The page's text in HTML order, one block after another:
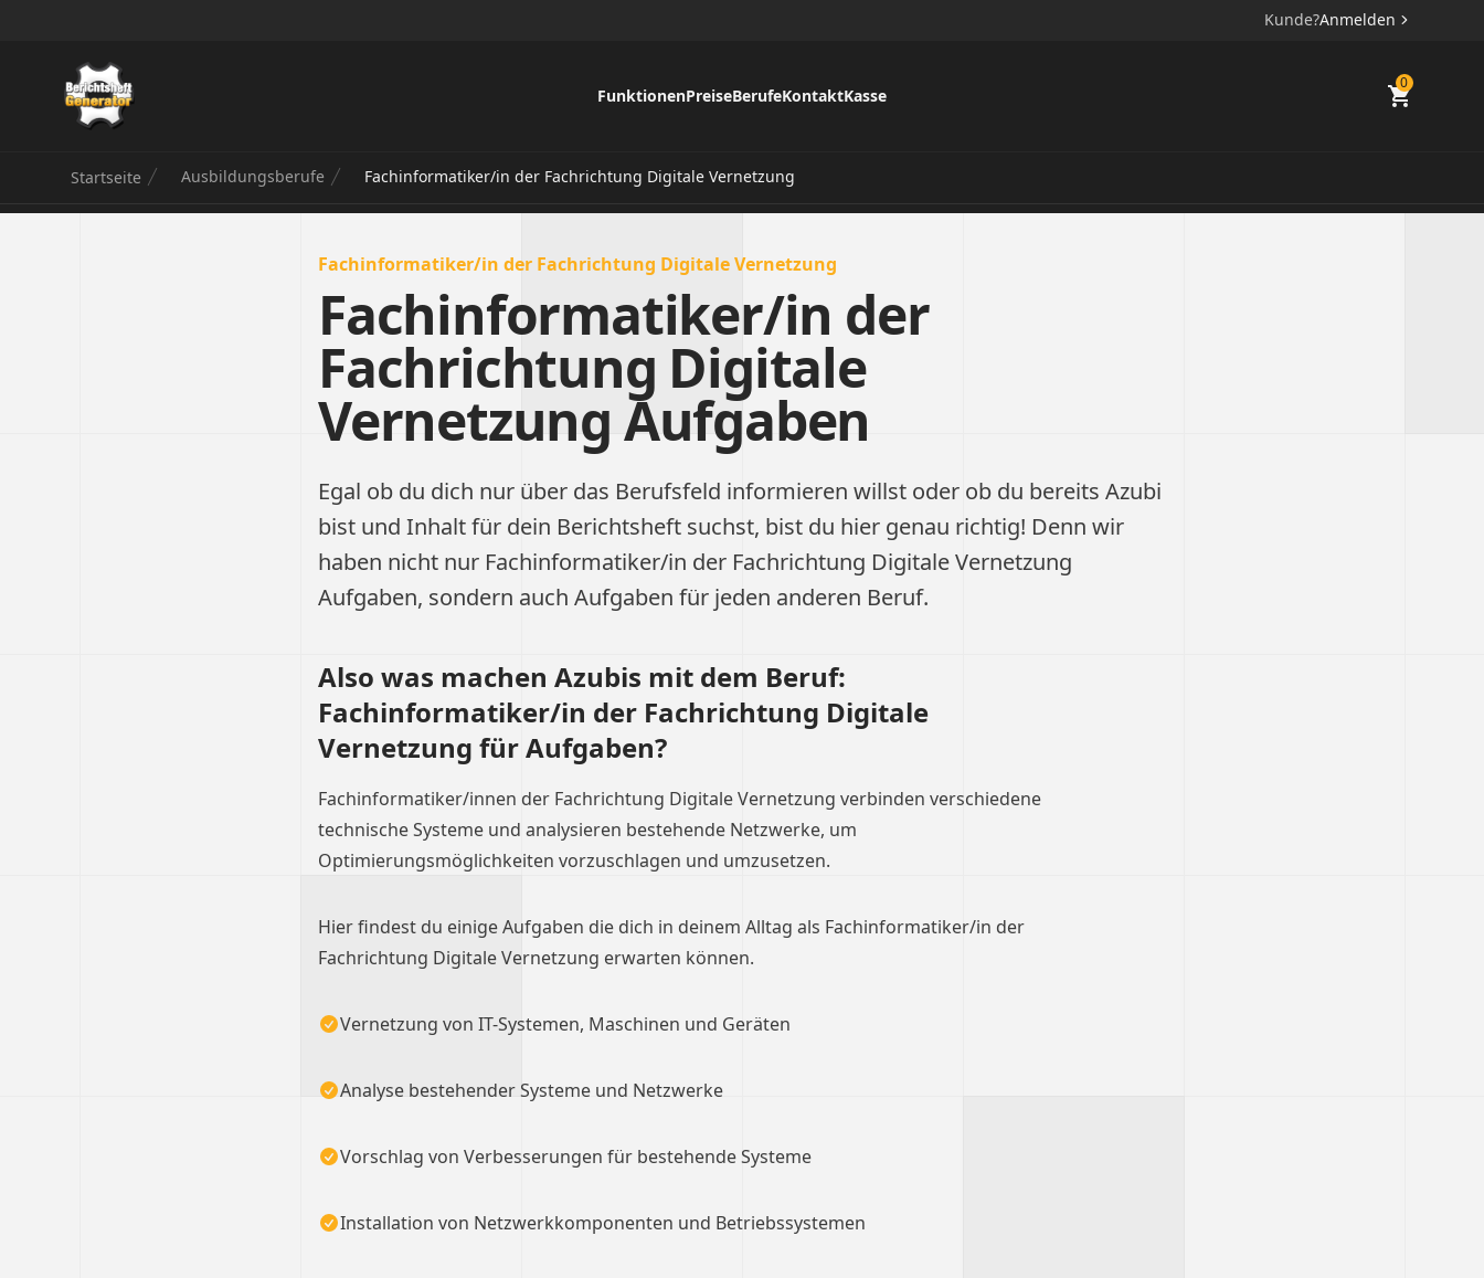
Kunde?Anmelden
Berichtsheft Generator
FunktionenPreiseBerufeKontaktKasse
0
Startseite Ausbildungsberufe Fachinformatiker/in der Fachrichtung Digitale Vernetzung
Fachinformatiker/in der Fachrichtung Digitale Vernetzung
Fachinformatiker/in der
Fachrichtung Digitale
Vernetzung Aufgaben
Egal ob du dich nur über das Berufsfeld informieren willst oder ob du bereits Azubi
bist und Inhalt für dein Berichtsheft suchst, bist du hier genau richtig! Denn wir
haben nicht nur Fachinformatiker/in der Fachrichtung Digitale Vernetzung
Aufgaben, sondern auch Aufgaben für jeden anderen Beruf.
Also was machen Azubis mit dem Beruf:
Fachinformatiker/in der Fachrichtung Digitale
Vernetzung für Aufgaben?
Fachinformatiker/innen der Fachrichtung Digitale Vernetzung verbinden verschiedene
technische Systeme und analysieren bestehende Netzwerke, um
Optimierungsmöglichkeiten vorzuschlagen und umzusetzen.
Hier findest du einige Aufgaben die dich in deinem Alltag als Fachinformatiker/in der
Fachrichtung Digitale Vernetzung erwarten können.
Vernetzung von IT-Systemen, Maschinen und Geräten
Analyse bestehender Systeme und Netzwerke
Vorschlag von Verbesserungen für bestehende Systeme
Installation von Netzwerkkomponenten und Betriebssystemen